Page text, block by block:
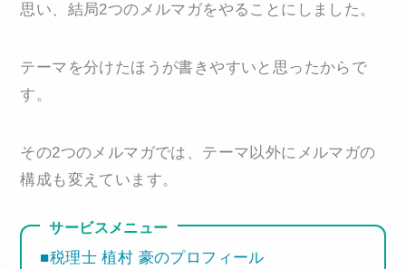
思い、結局2つのメルマガをやることにしました。
テーマを分けたほうが書きやすいと思ったからで
す。
その2つのメルマガでは、テーマ以外にメルマガの
構成も変えています。
サービスメニュー
■税理士 植村 豪のプロフィール